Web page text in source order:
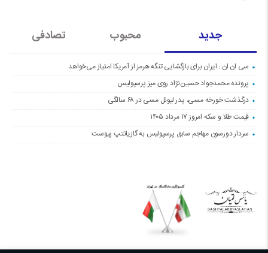
جدید محبوب تصادفی
سی ان ان : ایران برای بازگشایی تنگه هرمز از آمریکا امتیاز می‌خواهد
پرونده محمدجواد حسین‌نژاد روی میز پرسپولیس
درگذشت خورخه مسی، پدر لیونل مسی در ۶۸ سالگی
قیمت طلا و سکه امروز ۱۷ مرداد ۱۴۰۵
سردار دورسون مهاجم سابق پرسپولیس به گازیانتپ پیوست